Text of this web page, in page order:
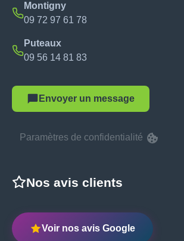
Montigny
09 72 97 61 78
Puteaux
09 56 14 81 83
Envoyer un message
Paramètres de confidentialité
Nos avis clients
Voir nos avis Google